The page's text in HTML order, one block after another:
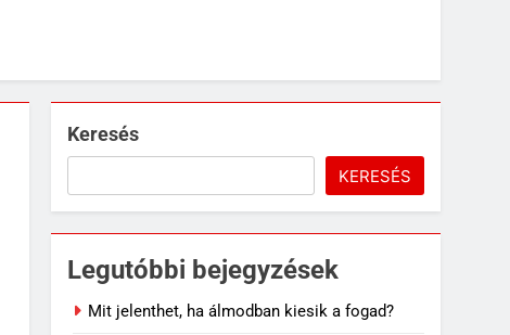
Keresés
KERESÉS
Legutóbbi bejegyzések
Mit jelenthet, ha álmodban kiesik a fogad?